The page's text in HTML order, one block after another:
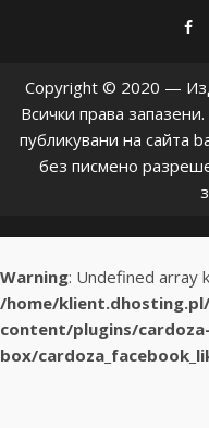
Copyright © 2020 —
Всички права
публикувани на сайта
без писмено
Warning: Undefined array
/home/
content/plugins/
box/